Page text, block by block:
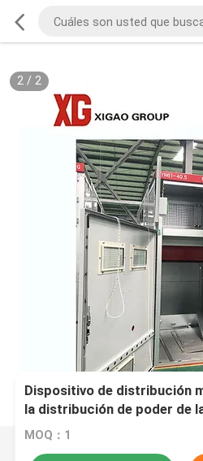
2/ 2
Dispositivo de distribución
la distribución de poder de
MOQ：1